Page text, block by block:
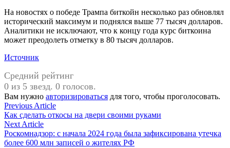
На новостях о победе Трампа биткойн несколько раз обновлял
исторический максимум и поднялся выше 77 тысяч долларов.
Аналитики не исключают, что к концу года курс биткоина
может преодолеть отметку в 80 тысяч долларов.
Источник
Средний рейтинг
0 из 5 звезд. 0 голосов.
Вам нужно авторизироваться для того, чтобы проголосовать.
Навигация
по
записям
Previous ArticlePrevious
article:
Как сделать откосы на двери своими руками
Next ArticleNext
article:
Роскомнадзор: с начала 2024 года была зафиксирована утечка
более 600 млн записей о жителях РФ